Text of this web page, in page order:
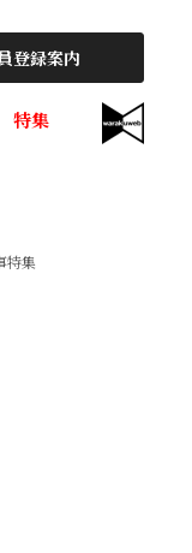
登録案内
特集
特集